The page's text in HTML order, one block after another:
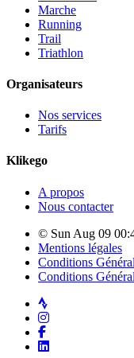
Marche
Running
Trail
Triathlon
Organisateurs
Nos services
Tarifs
Klikego
A propos
Nous contacter
© Sun Aug 09
Mentions légales
Conditions
Conditions
Strava
Instagram
Facebook
LinkedIn